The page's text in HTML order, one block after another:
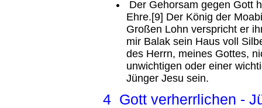
Der Gehorsam gegen Gott
Ehre.[9] Der König der
Großen Lohn verspricht er
mir Balak sein Haus voll
des Herrn, meines Gottes,
unwichtigen oder einer
Jünger Jesu sein.
4 Gott verherrlichen -